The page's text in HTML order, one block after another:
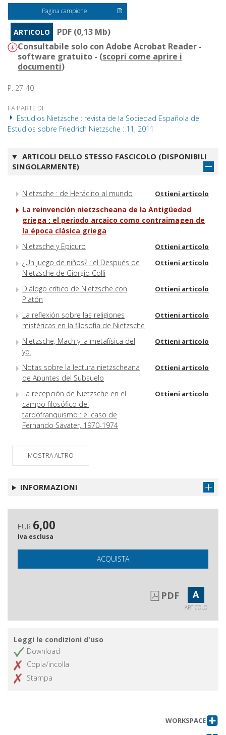
Pagina campione
ARTICOLO
PDF (0,13 Mb)
Consultabile solo con Adobe Acrobat Reader -
software gratuito - (scopri come aprire i
documenti)
P. 27-40
FA PARTE DI
Estudios Nietzsche : revista de la Sociedad Española de
Estudios sobre Friedrich Nietzsche : 11, 2011
ARTICOLI DELLO STESSO FASCICOLO (DISPONIBILI
SINGOLARMENTE)
Nietzsche : de Heráclito al mundo Ottieni articolo
La reinvención nietzscheana de la Antigüedad
griega : el periodo arcaico como contraimagen de
la época clásica griega
Nietzsche y Epicuro
Ottieni articolo
¿Un juego de niños? : el Después de
Nietzsche de Giorgio Colli
Ottieni articolo
Diálogo crítico de Nietzsche con
Platón
Ottieni articolo
La reflexión sobre las religiones
mistéricas en la filosofía de Nietzsche
Ottieni articolo
Nietzsche, Mach y la metafísica del
yo.
Ottieni articolo
Notas sobre la lectura nietzscheana
de Apuntes del Subsuelo
Ottieni articolo
La recepción de Nietzsche en el
campo filosófico del
tardofranquismo : el caso de
Fernando Savater, 1970-1974
Ottieni articolo
MOSTRA ALTRO
INFORMAZIONI
EUR 6,00
Iva esclusa
ACQUISTA
PDF A
ARTICOLO
Leggi le condizioni d'uso
Download
Copia/incolla
Stampa
WORKSPACE